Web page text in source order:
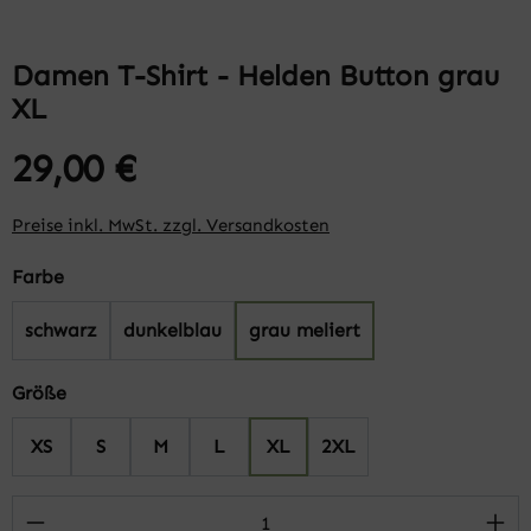
Damen T-Shirt - Helden Button grau
XL
29,00 €
Preise inkl. MwSt. zzgl. Versandkosten
Farbeauswählen
schwarz dunkelblau grau meliert
Größeauswählen
XS S M L XL 2XL
Produkt Anzahl: Gib den gewünschten